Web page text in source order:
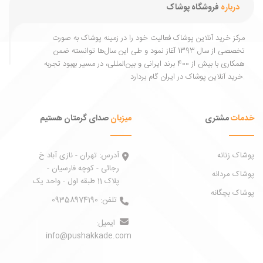
فاطمه طاهری شبانکاره
راحیل ترکاشوند شهریار
033150514200053110335111
سیما طهماسبزاده شهریار 033150514200052010335111
معصومه وشمند
033150514200050180376111
شیما ربیعی
033150514200049677557111
اکرم مندگاری
033150514200048840003111
033150514200047163835111
033150514200046160569111
درباره فروشگاه پوشاک
مرکز خرید آنلاین پوشاک فعالیت خود را در زمینه پوشاک به ‌صورت
تخصصی از سال 1393 آغاز نمود و طی این سال‌ها توانسته ضمن
همکاری با بیش از 400 برند ایرانی و بین‌المللی، در مسیر بهبود تجربه
خرید آنلاین پوشاک در ایران گام بردارد.
خدماتمشتری
پوشاک زنانه
پوشاک مردانه
پوشاک بچگانه
میزبانصدای گرمتان هستیم
آدرس: تهران - نازی آباد خ
رجائی - کوچه فارسیان -
پلاک 11 طبقه اول - واحد یک
تلفن: 09358974190
ایمیل:
info@pushakkade.com